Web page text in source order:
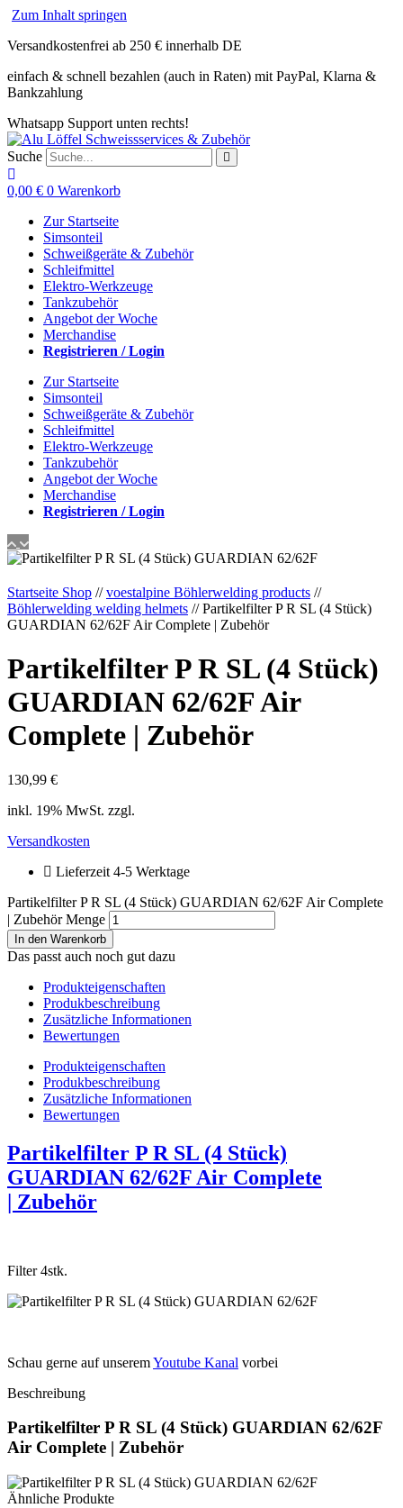
Zum Inhalt springen
Versandkostenfrei ab 250 € innerhalb DE
einfach & schnell bezahlen (auch in Raten) mit PayPal, Klarna &
Bankzahlung
Whatsapp Support unten rechts!
Suche
0,00 € 0 Warenkorb
Zur Startseite
Simsonteil
Schweißgeräte & Zubehör
Schleifmittel
Elektro-Werkzeuge
Tankzubehör
Angebot der Woche
Merchandise
Registrieren / Login
Zur Startseite
Simsonteil
Schweißgeräte & Zubehör
Schleifmittel
Elektro-Werkzeuge
Tankzubehör
Angebot der Woche
Merchandise
Registrieren / Login
Startseite Shop //voestalpine Böhlerwelding products //
Böhlerwelding welding helmets // Partikelfilter P R SL (4 Stück)
GUARDIAN 62/62F Air Complete | Zubehör
Partikelfilter P R SL (4 Stück)
GUARDIAN 62/62F Air
Complete | Zubehör
130,99 €
inkl. 19% MwSt. zzgl.
Versandkosten
Lieferzeit 4-5 Werktage
Partikelfilter P R SL (4 Stück) GUARDIAN 62/62F Air Complete
| Zubehör Menge
In den Warenkorb
Das passt auch noch gut dazu
Produkteigenschaften
Produkbeschreibung
Zusätzliche Informationen
Bewertungen
Produkteigenschaften
Produkbeschreibung
Zusätzliche Informationen
Bewertungen
Partikelfilter P R SL (4 Stück)
GUARDIAN 62/62F Air Complete
| Zubehör
Filter 4stk.
Schau gerne auf unseremYoutube Kanal vorbei
Beschreibung
Partikelfilter P R SL (4 Stück) GUARDIAN 62/62F
Air Complete | Zubehör
Ähnliche Produkte